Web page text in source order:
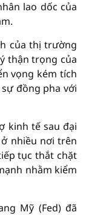
lao dốc của
của thị trường
thận trọng của
vọng kém tích
đồng pha với
kinh tế sau đại
nhiều nơi trên
tục thắt chặt
nhằm kiểm
Mỹ (Fed) đã